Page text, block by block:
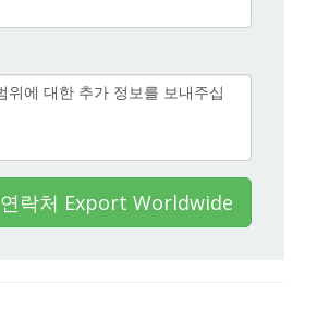
연락처 Export Worldwide